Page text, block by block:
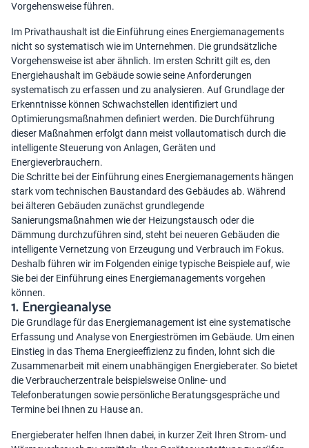
Vorgehensweise führen.
Im Privathaushalt ist die Einführung eines Energiemanagements
nicht so systematisch wie im Unternehmen. Die grundsätzliche
Vorgehensweise ist aber ähnlich. Im ersten Schritt gilt es, den
Energiehaushalt im Gebäude sowie seine Anforderungen
systematisch zu erfassen und zu analysieren. Auf Grundlage der
Erkenntnisse können Schwachstellen identifiziert und
Optimierungsmaßnahmen definiert werden. Die Durchführung
dieser Maßnahmen erfolgt dann meist vollautomatisch durch die
intelligente Steuerung von Anlagen, Geräten und
Energieverbrauchern.
Die Schritte bei der Einführung eines Energiemanagements hängen
stark vom technischen Baustandard des Gebäudes ab. Während
bei älteren Gebäuden zunächst grundlegende
Sanierungsmaßnahmen wie der Heizungstausch oder die
Dämmung durchzuführen sind, steht bei neueren Gebäuden die
intelligente Vernetzung von Erzeugung und Verbrauch im Fokus.
Deshalb führen wir im Folgenden einige typische Beispiele auf, wie
Sie bei der Einführung eines Energiemanagements vorgehen
können.
1. Energieanalyse
Die Grundlage für das Energiemanagement ist eine systematische
Erfassung und Analyse von Energieströmen im Gebäude. Um einen
Einstieg in das Thema Energieeffizienz zu finden, lohnt sich die
Zusammenarbeit mit einem unabhängigen Energieberater. So bietet
die Verbraucherzentrale beispielsweise Online- und
Telefonberatungen sowie persönliche Beratungsgespräche und
Termine bei Ihnen zu Hause an.
Energieberater helfen Ihnen dabei, in kurzer Zeit Ihren Strom- und